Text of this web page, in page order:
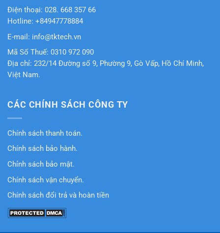
Điện thoại: 028. 668 357 66
Hotline: +84947778884
E-mail: info@tktech.vn
Mã Số Thuế: 0310 972 090
Địa chỉ: 232/14 Đường số 9, Phường 9, Gò Vấp, Hồ Chí Minh,
Việt Nam.
CÁC CHÍNH SÁCH CÔNG TY
Chính sách thanh toán.
Chính sách bảo hành.
Chỉnh sách bảo mật.
Chính sách vận chuyển.
Chính sách đổi trả và hoàn tiền